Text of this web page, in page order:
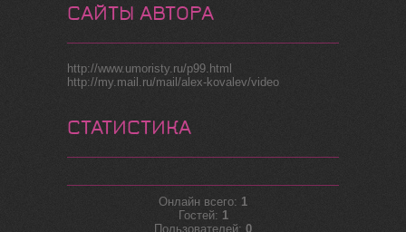
САЙТЫ АВТОРА
http://www.umoristy.ru/p99.html
http://my.mail.ru/mail/alex-kovalev/video
СТАТИСТИКА
Онлайн всего: 1
Гостей: 1
Пользователей: 0